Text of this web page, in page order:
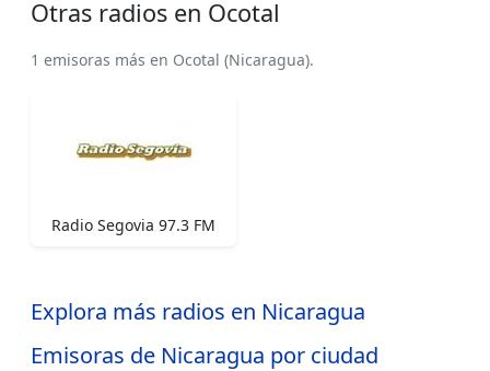
Otras radios en Ocotal
1 emisoras más en Ocotal (Nicaragua).
Radio Segovia 97.3 FM
Explora más radios en Nicaragua
Emisoras de Nicaragua por ciudad